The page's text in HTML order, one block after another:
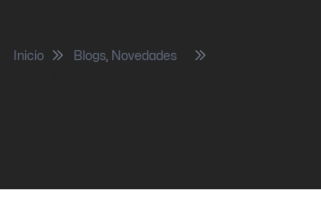
Inicio Blogs Novedades